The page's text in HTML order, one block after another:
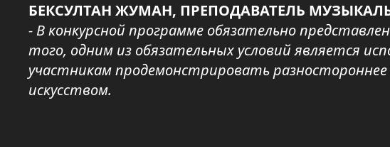
БЕКСУЛТАН ЖУМАН, ПРЕПОДАВАТЕЛЬ
- В конкурсной программе обязательно
того, одним из обязательных условий является
участникам продемонстрировать
искусством.